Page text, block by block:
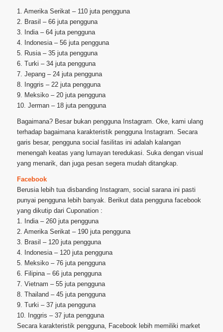
1. Amerika Serikat – 110 juta pengguna
2. Brasil – 66 juta pengguna
3. India – 64 juta pengguna
4. Indonesia – 56 juta pengguna
5. Rusia – 35 juta pengguna
6. Turki – 34 juta pengguna
7. Jepang – 24 juta pengguna
8. Inggris – 22 juta pengguna
9. Meksiko – 20 juta pengguna
10. Jerman – 18 juta pengguna
Bagaimana? Besar bukan pengguna Instagram. Oke, kami ulang
terhadap bagaimana karakteristik pengguna Instagram. Secara
garis besar, pengguna social fasilitas ini adalah kalangan
menengah keatas yang lumayan teredukasi. Suka dengan visual
yang menarik, dan juga pesan segera mudah ditangkap.
Facebook
Berusia lebih tua disbanding Instagram, social sarana ini pasti
punyai pengguna lebih banyak. Berikut data pengguna facebook
yang dikutip dari Cuponation :
1. India – 260 juta pengguna
2. Amerika Serikat – 190 juta pengguna
3. Brasil – 120 juta pengguna
4. Indonesia – 120 juta pengguna
5. Meksiko – 76 juta pengguna
6. Filipina – 66 juta pengguna
7. Vietnam – 55 juta pengguna
8. Thailand – 45 juta pengguna
9. Turki – 37 juta pengguna
10. Inggris – 37 juta pengguna
Secara karakteristik pengguna, Facebook lebih memiliki market